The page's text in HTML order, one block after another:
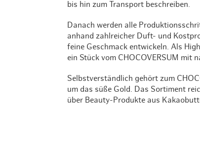
bis hin zum Transport beschreiben.
Danach werden alle
anhand zahlreicher Duft- und
feine Geschmack entwickeln. Als
ein Stück vom CHOCOVERSUM mit
Selbstverständlich gehört zum
um das süße Gold. Das Sortiment
über Beauty-Produkte aus